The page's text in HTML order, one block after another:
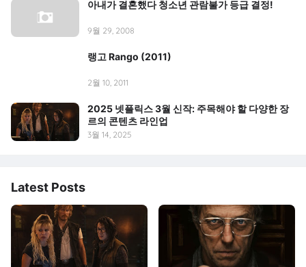
아내가 결혼했다 청소년 관람불가 등급 결정!
9월 29, 2008
랭고 Rango (2011)
2월 10, 2011
2025 넷플릭스 3월 신작: 주목해야 할 다양한 장
르의 콘텐츠 라인업
3월 14, 2025
Latest Posts